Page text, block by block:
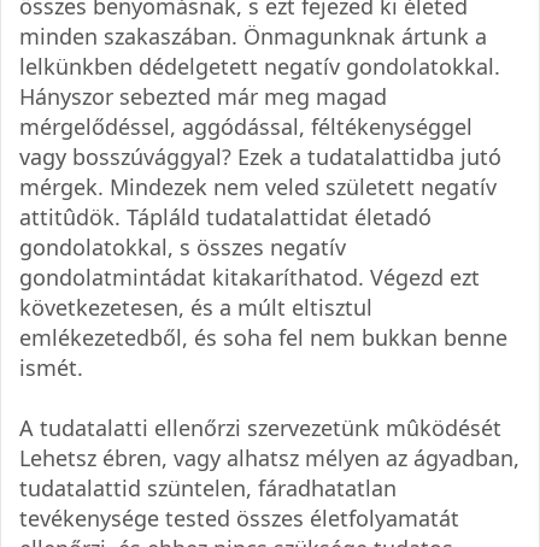
összes benyomásnak, s ezt fejezed ki életed
minden szakaszában. Önmagunknak ártunk a
lelkünkben dédelgetett negatív gondolatokkal.
Hányszor sebezted már meg magad
mérgelődéssel, aggódással, féltékenységgel
vagy bosszúvággyal? Ezek a tudatalattidba jutó
mérgek. Mindezek nem veled született negatív
attitûdök. Tápláld tudatalattidat életadó
gondolatokkal, s összes negatív
gondolatmintádat kitakaríthatod. Végezd ezt
következetesen, és a múlt eltisztul
emlékezetedből, és soha fel nem bukkan benne
ismét.
A tudatalatti ellenőrzi szervezetünk mûködését
Lehetsz ébren, vagy alhatsz mélyen az ágyadban,
tudatalattid szüntelen, fáradhatatlan
tevékenysége tested összes életfolyamatát